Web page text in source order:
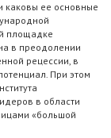
каковы ее основные
площадке
в преодолении
рецессии, в
При этом
в области
«большой